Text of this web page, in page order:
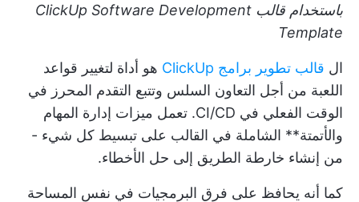
باستخدام قالب ClickUp Software Development
Template
ال قالب تطوير برامج ClickUp
هو أداة لتغيير قواعد
اللعبة من أجل التعاون السلس وتتبع التقدم المحرز في
الوقت الفعلي في CI/CD. تعمل ميزات إدارة المهام
والأتمتة** الشاملة في القالب على تبسيط كل شيء -
من إنشاء خارطة الطريق إلى حل الأخطاء.
كما أنه يحافظ على فرق البرمجيات في نفس المساحة